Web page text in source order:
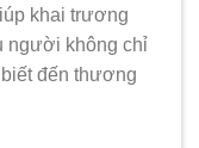
khai trương
người không chỉ
đến thương